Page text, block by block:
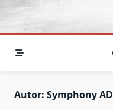
Autor: Symphony AD